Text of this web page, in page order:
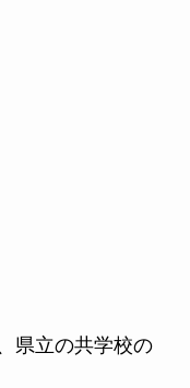
県立の共学校の